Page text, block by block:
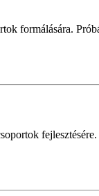
formálására.
fejlesztésére.